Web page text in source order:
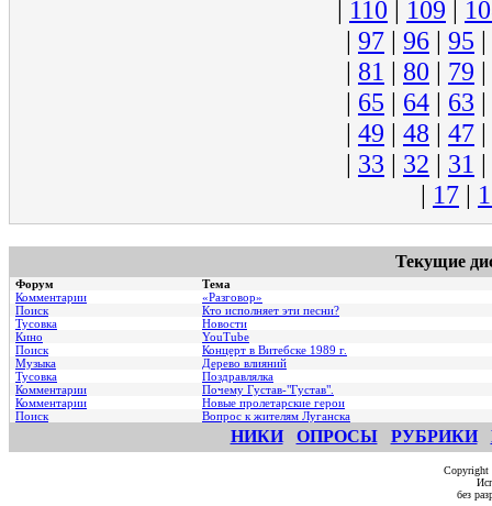
| 110 | 109 |
| 97 | 96 | 95 |
| 81 | 80 | 79 |
| 65 | 64 | 63 |
| 49 | 48 | 47 |
| 33 | 32 | 31 |
| 17 |
Текущие
Форум
Тема
Комментарии
«Разговор»
Поиск
Кто исполняет эти песни?
Тусовка
Новости
Кино
YouTube
Поиск
Концерт в Витебске 1989 г.
Музыка
Дерево влияний
Тусовка
Поздравлялка
Комментарии
Почему Густав-"Густав".
Комментарии
Hовые пролетарские герои
Поиск
Вопрос к жителям Луганска
НИКИ ОПРОСЫ РУБРИКИ
без